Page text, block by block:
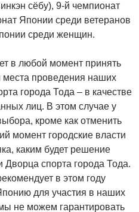
сёбу), 9-й чемпионат
Японии среди ветеранов
среди женщин.
в любой момент принять
проведения наших
города Тода – в качестве
лиц. В этом случае у
кроме как отменить
момент городские власти
каким будет решение
Дворца спорта города Тода.
в этом году
для участия в наших
не можем гарантировать